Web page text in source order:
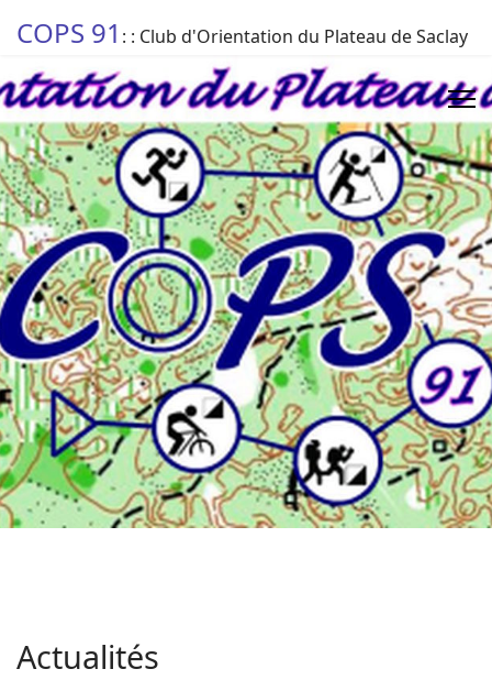
COPS 91 : : Club d'Orientation du Plateau de Saclay
Actualités